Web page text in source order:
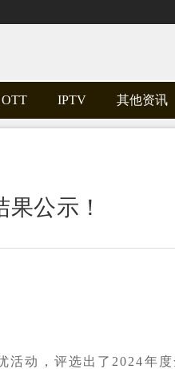
OTT IPTV 其他资讯
公示！
活动，评选出了2024年度